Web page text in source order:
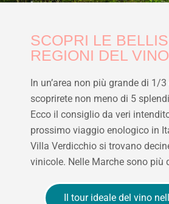
SCOPRI LE
REGIONI DEL VINO
In un’area non più grande di 1/
scoprirete non meno di 5
Ecco il consiglio da veri
prossimo viaggio enologico in
Villa Verdicchio si trovano
vinicole. Nelle Marche sono più
Il tour ideale del vino